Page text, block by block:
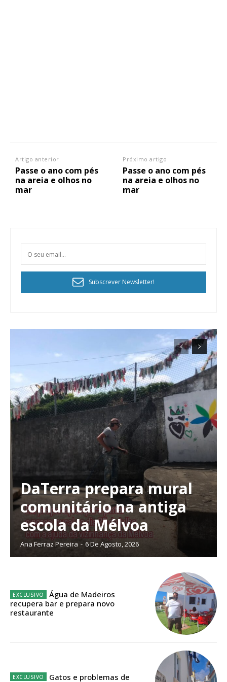
Planos de Assinatura
Faça-se assinante do Região de Cister e ajude-nos a manter este serviço
público!
Escolha o plano de assinatura desejado:
Artigo anterior
Passe o ano com pés
na areia e olhos no
mar
Próximo artigo
Passe o ano com pés
na areia e olhos no
mar
Subscrever Newsletter!
DaTerra prepara mural
comunitário na antiga
escola da Mélvoa
Ana Ferraz Pereira - 6 De Agosto, 2026
Água de Madeiros
recupera bar e prepara novo
restaurante
Gatos e problemas de